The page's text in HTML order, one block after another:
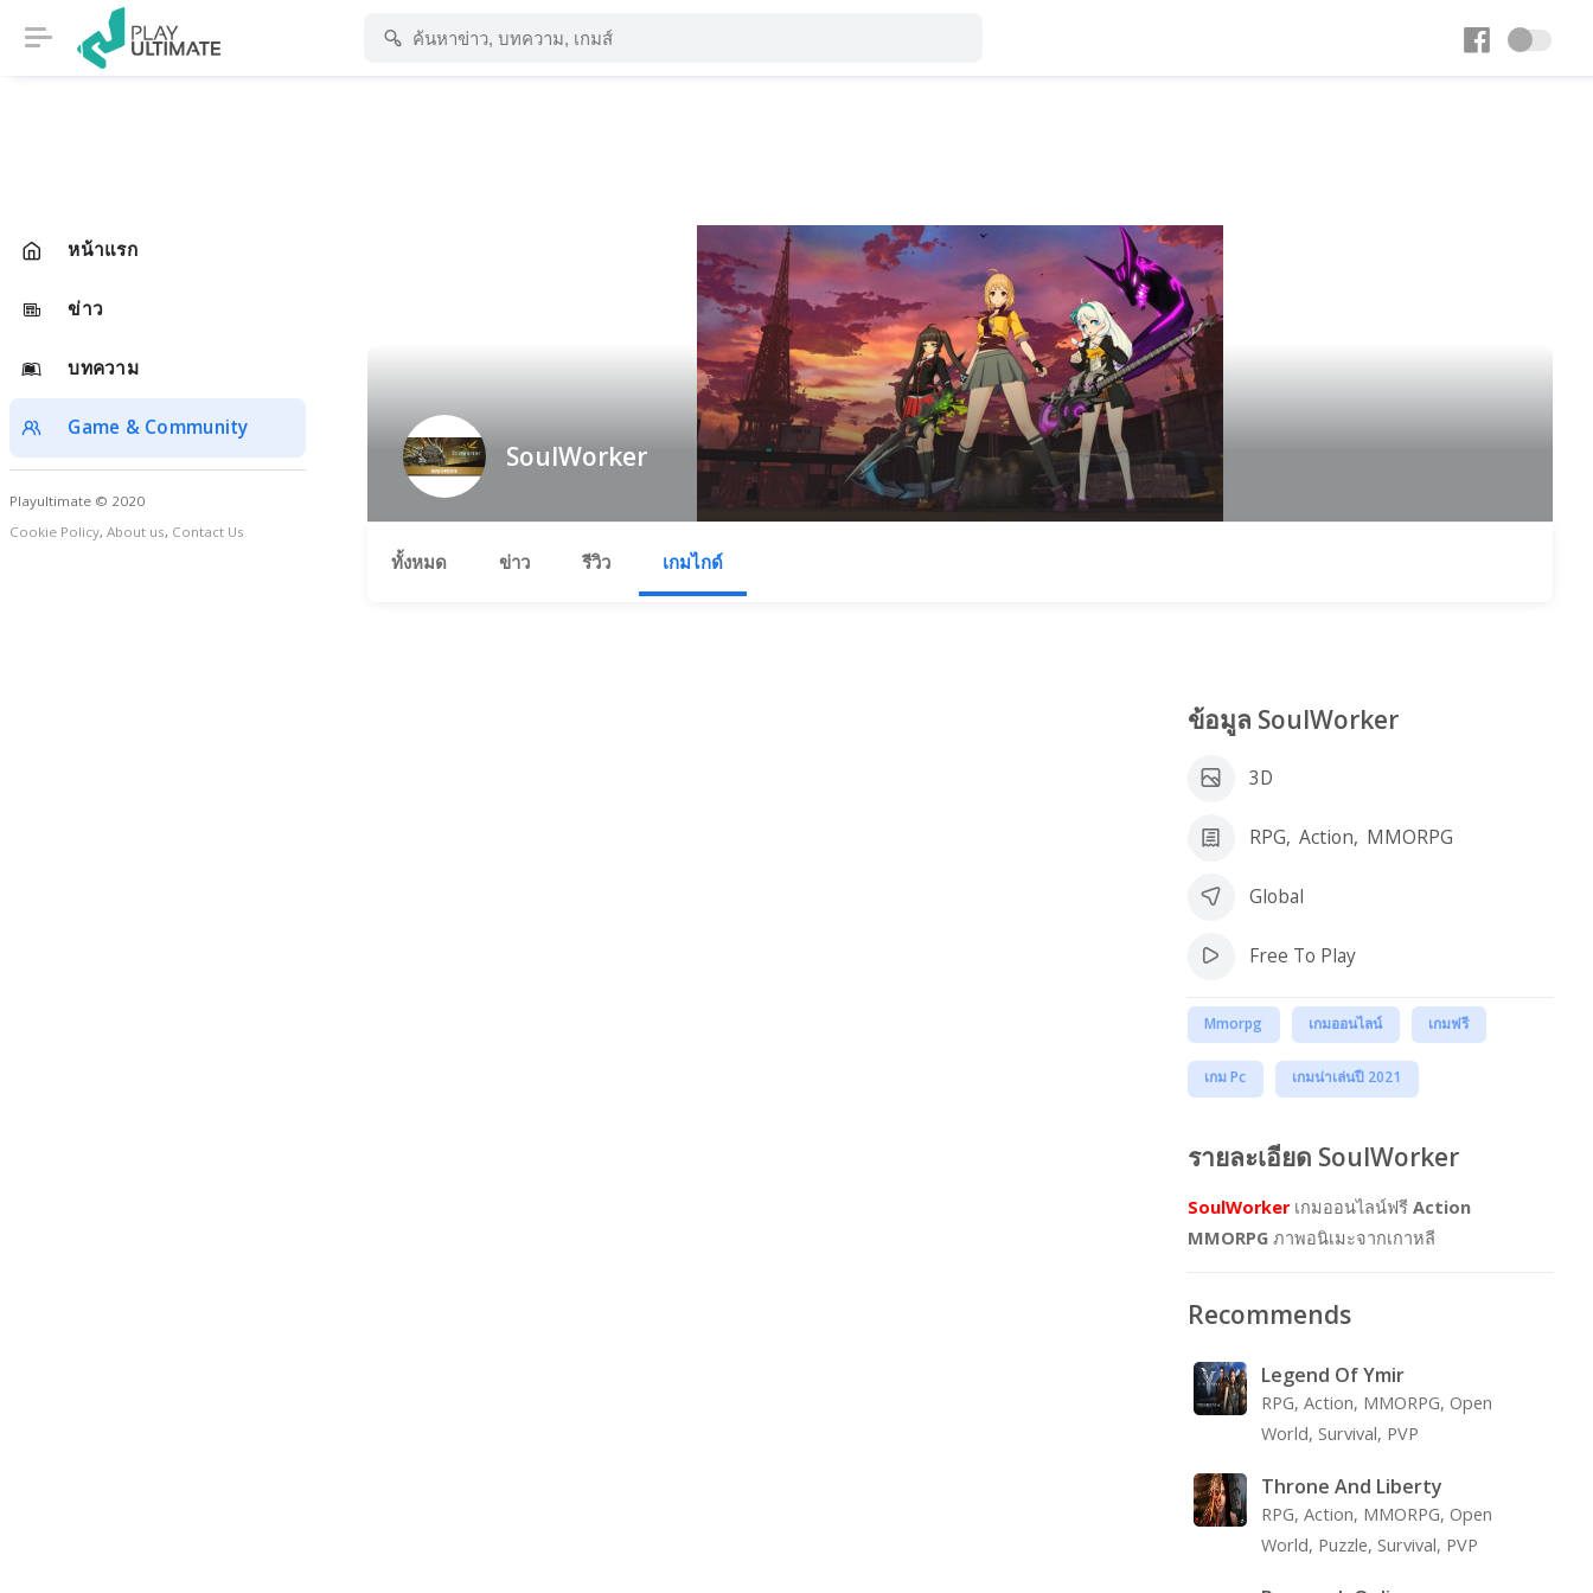
หน้าแรก
ข่าว
บทความ
Game & Community
Playultimate © 2020
Cookie Policy, About us, Contact Us
SoulWorker
ทั้งหมด ข่าว รีวิว เกมไกด์
ข้อมูล SoulWorker
3D
RPG, Action, MMORPG
Global
Free To Play
Mmorpg เกมออนไลน์ เกมฟรี
เกม Pc เกมน่าเล่นปี 2021
รายละเอียด SoulWorker
SoulWorkerเกมออนไลน์ฟรี Action
MMORPGภาพอนิเมะจากเกาหลี
Recommends
Legend Of Ymir
RPG, Action, MMORPG, Open
World, Survival, PVP
Throne And Liberty
RPG, Action, MMORPG, Open
World, Puzzle, Survival, PVP